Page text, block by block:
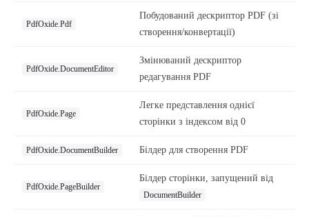
PdfOxide.Pdf
Побудований дескриптор PDF (зі
створення/конвертації)
PdfOxide.DocumentEditor
Змінюваний дескриптор
редагування PDF
PdfOxide.Page
Легке представлення однієї
сторінки з індексом від 0
PdfOxide.DocumentBuilder Білдер для створення PDF
PdfOxide.PageBuilder
Білдер сторінки, запущений від
DocumentBuilder